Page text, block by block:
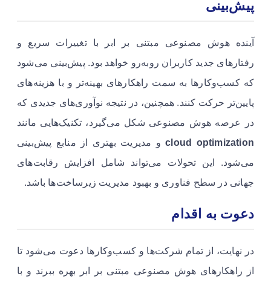
پیش‌بینی
آینده هوش مصنوعی مبتنی بر ابر با تغییرات سریع و
رفتارهای جدید کاربران روبه‌رو خواهد بود. پیش‌بینی می‌شود
که کسب‌وکارها به سمت راهکارهای بهینه‌تر و با هزینه‌های
پایین‌تر حرکت کنند. همچنین، در نتیجه نوآوری‌های جدیدی که
در عرصه هوش مصنوعی شکل می‌گیرد، تکنیک‌هایی مانند
cloud optimizationو مدیریت بهتری از منابع پیش‌بینی
می‌شود. این تحولات می‌تواند شامل افزایش رقابت‌های
جهانی در سطح فناوری و بهبود مدیریت زیرساخت‌ها باشد.
دعوت به اقدام
در نهایت، از تمام شرکت‌ها و کسب‌وکارها دعوت می‌شود تا
از راهکارهای هوش مصنوعی مبتنی بر ابر بهره ببرند و با